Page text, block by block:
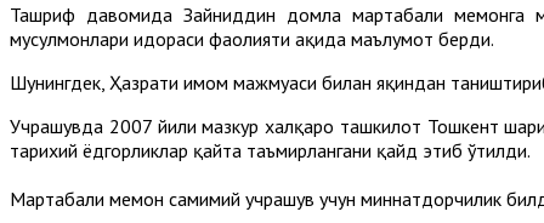
Ташриф давомида Зайниддин домла мартабали меҳмонга
мусулмонлари идораси фаолияти ҳақида маълумот берди.
Шунингдек, Ҳазрати имом мажмуаси билан яқиндан
Учрашувда 2007 йили мазкур халқаро ташкилот Тошкент
тарихий ёдгорликлар қайта таъмирлангани қайд этиб ўтилди.
Мартабали меҳмон самимий учрашув учун миннатдорчилик